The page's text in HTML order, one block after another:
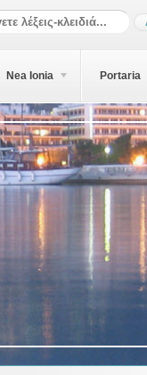
Nea Ionia Portaria